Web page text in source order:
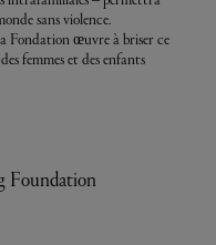
sans violence.
Fondation œuvre à briser ce
femmes et des enfants
Foundation